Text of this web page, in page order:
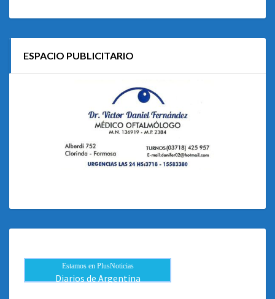
ESPACIO PUBLICITARIO
Estamos en PlusNoticias
Diarios de Argentina